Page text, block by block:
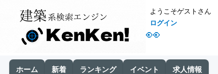
👀
ようこそゲストさん
ログイン
ホーム 新着 ランキング イベント 求人情報